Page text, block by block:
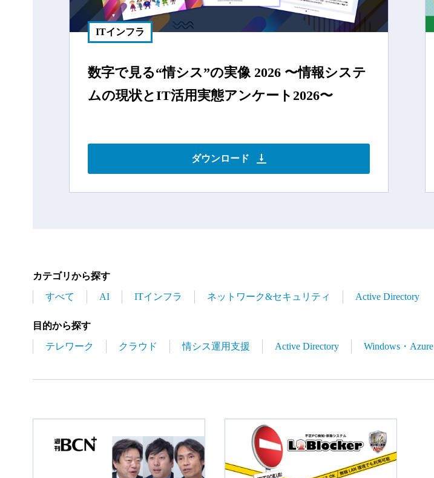
ITインフラ
数字で⾒る“情シス”の実像 2026 〜情報システ
ムの現状とIT活⽤実態アンケート2026〜
ダウンロード
カテゴリから探す
すべて
AI ITインフラ ネットワーク&セキュリティ Active Directory
目的から探す
テレワーク
クラウド 情シス運用支援 Active Directory Windows・Azure